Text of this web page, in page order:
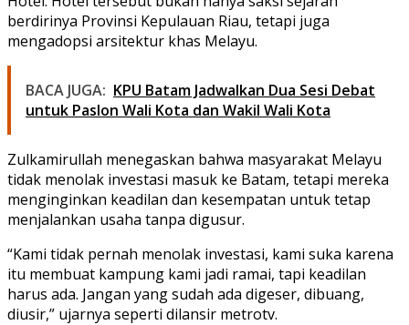
berdirinya Provinsi Kepulauan Riau, tetapi juga
mengadopsi arsitektur khas Melayu.
BACA JUGA: KPU Batam Jadwalkan Dua Sesi Debat
untuk Paslon Wali Kota dan Wakil Wali Kota
Zulkamirullah menegaskan bahwa masyarakat Melayu
tidak menolak investasi masuk ke Batam, tetapi mereka
menginginkan keadilan dan kesempatan untuk tetap
menjalankan usaha tanpa digusur.
“Kami tidak pernah menolak investasi, kami suka karena
itu membuat kampung kami jadi ramai, tapi keadilan
harus ada. Jangan yang sudah ada digeser, dibuang,
diusir,” ujarnya seperti dilansir metrotv.